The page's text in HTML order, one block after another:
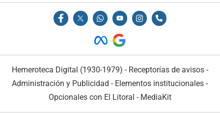
Hemeroteca Digital (1930-1979) - Receptorías de avisos -
Administración y Publicidad - Elementos institucionales -
Opcionales con El Litoral - MediaKit